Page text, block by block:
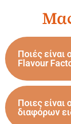
Ποιές είναι
Flavour
Ποιες είναι
διαφόρων